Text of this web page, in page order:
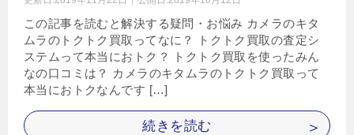
この記事を読むと解決する疑問・お悩み カメラのキタ
ムラのトクトク買取ってなに？ トクトク買取の査定シ
ステムって本当におトク？ トクトク買取を使ったみん
なの口コミは？ カメラのキタムラのトクトク買取って
本当におトクなんです […]
続きを読む